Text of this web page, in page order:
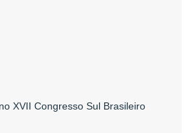
XVII Congresso Sul Brasileiro